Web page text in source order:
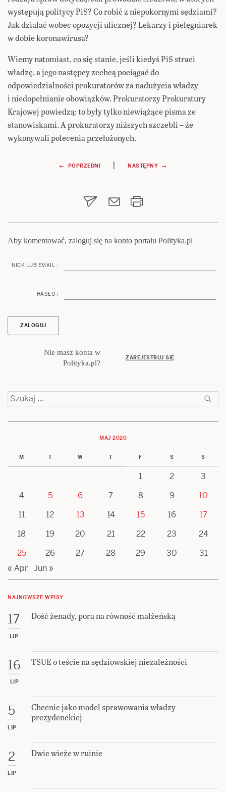
występują politycy PiS? Co robić z niepokornymi sędziami?
Jak działać wobec opozycji ulicznej? Lekarzy i pielęgniarek
w dobie koronawirusa?
Wiemy natomiast, co się stanie, jeśli kiedyś PiS straci
władzę, a jego następcy zechcą pociągać do
odpowiedzialności prokuratorów za nadużycia władzy
i niedopełnianie obowiązków. Prokuratorzy Prokuratury
Krajowej powiedzą: to były tylko niewiążące pisma ze
stanowiskami. A prokuratorzy niższych szczebli – że
wykonywali polecenia przełożonych.
Nawigacja
wpisu
← POPRZEDNI | NASTĘPNY →
Aby komentować, zaloguj się na konto portalu Polityka.pl
NICK LUB EMAIL :
HASŁO :
Nie masz konta w
Polityka.pl?
ZAREJESTRUJ SIĘ
Szukaj:
MAJ 2020
M T W T F S S
1 2
3
4
5 6 7 8 9
10
11
12 13 14 15 16
17
18
19 20 21 22 23
24
25
26 27 28 29 30
31
« Apr Jun »
NAJNOWSZE WPISY
17
LIP
Dość żenady, pora na równość małżeńską
16
LIP
TSUE o teście na sędziowskiej niezależności
5
LIP
Chcenie jako model sprawowania władzy
prezydenckiej
2
LIP
Dwie wieże w ruinie